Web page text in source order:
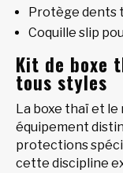
Protège dents
Coquille slip
Kit de boxe
tous styles
La boxe thaï et
équipement
protections
cette discipline